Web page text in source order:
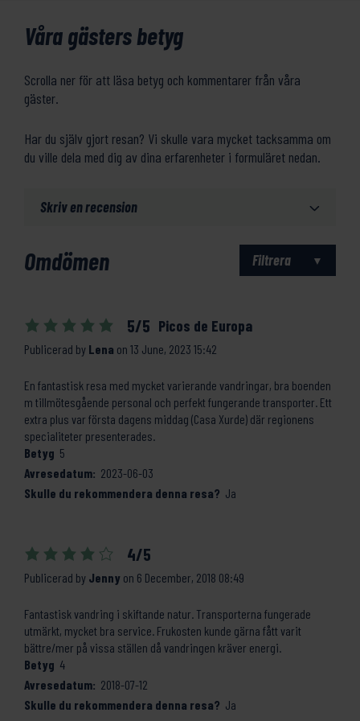
Våra gästers betyg
Scrolla ner för att läsa betyg och kommentarer från våra
gäster.
Har du själv gjort resan? Vi skulle vara mycket tacksamma om
du ville dela med dig av dina erfarenheter i formuläret nedan.
Skriv en recension
Omdömen Filtrera
5/5 Picos de Europa
Publicerad by Lena on 13 June, 2023 15:42
En fantastisk resa med mycket varierande vandringar, bra boenden
m tillmötesgående personal och perfekt fungerande transporter. Ett
extra plus var första dagens middag (Casa Xurde) där regionens
specialiteter presenterades.
Betyg 5
Avresedatum: 2023-06-03
Skulle du rekommendera denna resa? Ja
4/5
Publicerad by Jenny on 6 December, 2018 08:49
Fantastisk vandring i skiftande natur. Transporterna fungerade
utmärkt, mycket bra service. Frukosten kunde gärna fått varit
bättre/mer på vissa ställen då vandringen kräver energi.
Betyg 4
Avresedatum: 2018-07-12
Skulle du rekommendera denna resa? Ja